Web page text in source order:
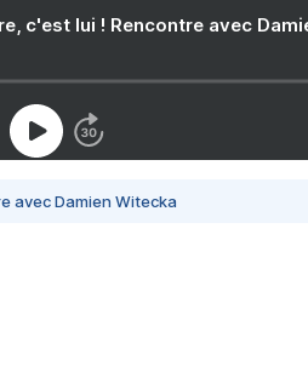
c'est lui ! Rencontre avec
avec Damien Witecka